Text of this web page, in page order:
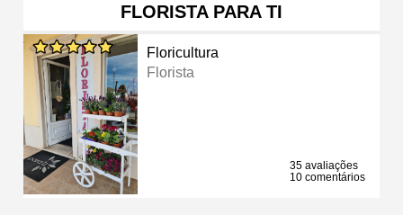
FLORISTA PARA TI
Floricultura
Florista
35 avaliações
10 comentários